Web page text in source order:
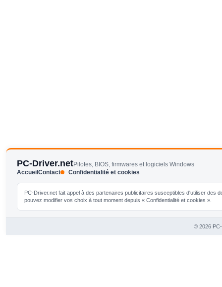
PC-Driver.netPilotes, BIOS, firmwares et logiciels Windows
AccueilContact Confidentialité et cookies
PC-Driver.net fait appel à des partenaires publicitaires susceptibles d'utiliser
pouvez modifier vos choix à tout moment depuis « Confidentialité et cookies ».
© 2026